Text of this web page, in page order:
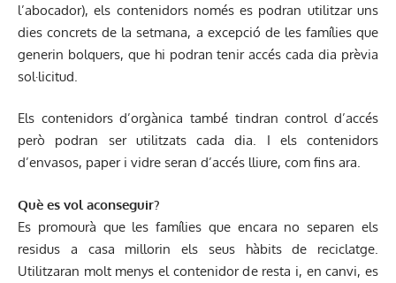
l’abocador), els contenidors només es podran utilitzar uns
dies concrets de la setmana, a excepció de les famílies que
generin bolquers, que hi podran tenir accés cada dia prèvia
sol·licitud.
Els contenidors d’orgànica també tindran control d’accés
però podran ser utilitzats cada dia. I els contenidors
d’envasos, paper i vidre seran d’accés lliure, com fins ara.
Què es vol aconseguir?
Es promourà que les famílies que encara no separen els
residus a casa millorin els seus hàbits de reciclatge.
Utilitzaran molt menys el contenidor de resta i, en canvi, es